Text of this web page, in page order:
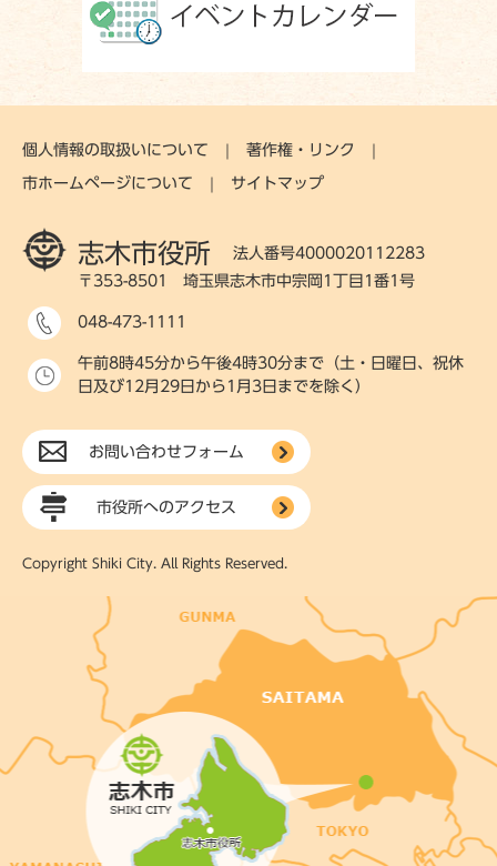
個人情報の取扱いについて 著作権・リンク
市ホームページについて サイトマップ
志木市役所
法人番号4000020112283
〒353-8501 埼玉県志木市中宗岡1丁目1番1号
048-473-1111
午前8時45分から午後4時30分まで（土・日曜日、祝休
日及び12月29日から1月3日までを除く）
お問い合わせフォーム
市役所へのアクセス
Copyright Shiki City. All Rights Reserved.